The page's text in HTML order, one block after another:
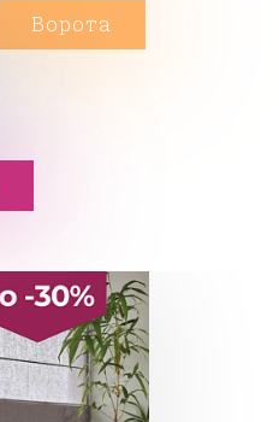
Ворота